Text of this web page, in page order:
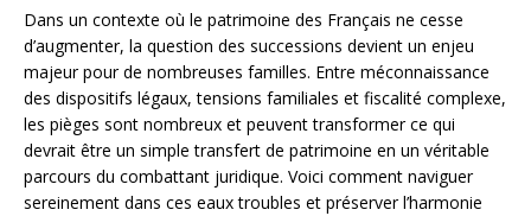
Dans un contexte où le patrimoine des Français ne cesse
d’augmenter, la question des successions devient un enjeu
majeur pour de nombreuses familles. Entre méconnaissance
des dispositifs légaux, tensions familiales et fiscalité complexe,
les pièges sont nombreux et peuvent transformer ce qui
devrait être un simple transfert de patrimoine en un véritable
parcours du combattant juridique. Voici comment naviguer
sereinement dans ces eaux troubles et préserver l’harmonie